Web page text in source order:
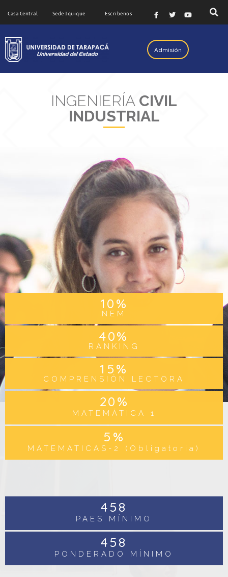
Casa Central Sede Iquique Escribenos
Admisión
INGENIERÍA CIVIL
INDUSTRIAL
10%
NEM
40%
RANKING
15%
COMPRENSIÓN LECTORA
20%
MATEMÁTICA 1
5 %
MATEMATICAS-2 (Obligatoria)
458
PAES MÍNIMO
458
PONDERADO MÍNIMO